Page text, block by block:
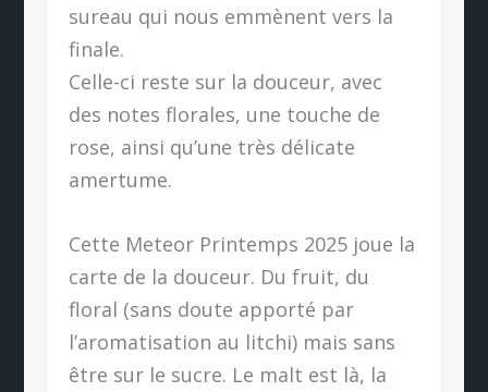
sureau qui nous emmènent vers la
finale.
Celle-ci reste sur la douceur, avec
des notes florales, une touche de
rose, ainsi qu’une très délicate
amertume.
Cette Meteor Printemps 2025 joue la
carte de la douceur. Du fruit, du
floral (sans doute apporté par
l’aromatisation au litchi) mais sans
être sur le sucre. Le malt est là, la